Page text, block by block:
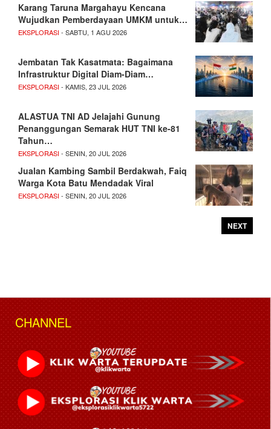
Karang Taruna Margahayu Kencana
Wujudkan Pemberdayaan UMKM untuk…
EKSPLORASI- SABTU, 1 AGU 2026
Jembatan Tak Kasatmata: Bagaimana
Infrastruktur Digital Diam-Diam…
EKSPLORASI- KAMIS, 23 JUL 2026
ALASTUA TNI AD Jelajahi Gunung
Penanggungan Semarak HUT TNI ke-81
Tahun…
EKSPLORASI- SENIN, 20 JUL 2026
Jualan Kambing Sambil Berdakwah, Faiq
Warga Kota Batu Mendadak Viral
EKSPLORASI- SENIN, 20 JUL 2026
NEXT
CHANNEL